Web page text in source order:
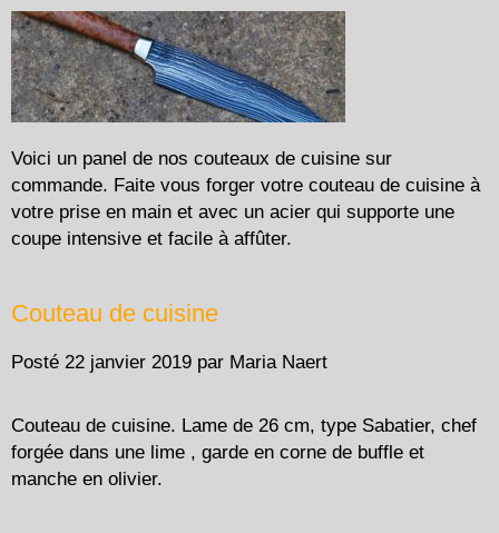
Voici un panel de nos couteaux de cuisine sur
commande. Faite vous forger votre couteau de cuisine à
votre prise en main et avec un acier qui supporte une
coupe intensive et facile à affûter.
Couteau de cuisine
Posté 22 janvier 2019 par Maria Naert
Couteau de cuisine. Lame de 26 cm, type Sabatier, chef
forgée dans une lime , garde en corne de buffle et
manche en olivier.